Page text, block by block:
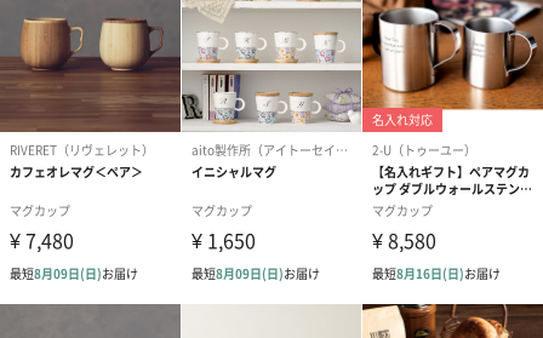
紙袋
お渡し用の紙袋です。
商品に合わせたサイズをお届けします。